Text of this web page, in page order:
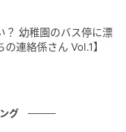
上昇に対応できま
た。
？ 幼稚園のバス停に漂
連絡係さん Vol.1】
グ